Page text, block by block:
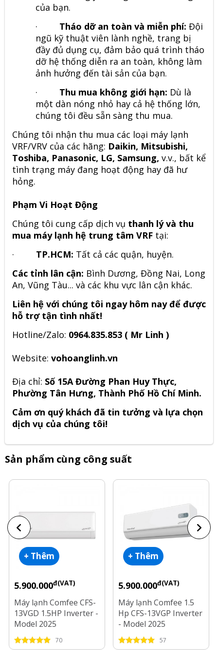
của bạn.
· Tháo dỡ an toàn và miễn phí: Đội
ngũ kỹ thuật viên lành nghề, trang bị
đầy đủ dụng cụ, đảm bảo quá trình tháo
dỡ hệ thống diễn ra an toàn, không làm
ảnh hưởng đến tài sản của bạn.
· Thu mua không giới hạn: Dù là
một dàn nóng nhỏ hay cả hệ thống lớn,
chúng tôi đều sẵn sàng thu mua.
Chúng tôi nhận thu mua các loại máy lạnh
VRF/VRV của các hãng: Daikin, Mitsubishi,
Toshiba, Panasonic, LG, Samsung, v.v., bất kể
tình trạng máy đang hoạt động hay đã hư
hỏng.
Phạm Vi Hoạt Động
Chúng tôi cung cấp dịch vụ thanh lý và thu
mua máy lạnh hệ trung tâm VRF tại:
· TP.HCM: Tất cả các quận, huyện.
Các tỉnh lân cận: Bình Dương, Đồng Nai, Long
An, Vũng Tàu... và các khu vực lân cận khác.
Liên hệ với chúng tôi ngay hôm nay để được
hỗ trợ tận tình nhất!
Hotline/Zalo: 0964.835.853 ( Mr Linh )
Website: vohoanglinh.vn
Địa chỉ: Số 15A Đường Phan Huy Thực,
Phường Tân Hưng, Thành Phố Hồ Chí Minh.
Cảm ơn quý khách đã tin tưởng và lựa chọn
dịch vụ của chúng tôi!
Sản phẩm cùng công suất
+ Thêm
5.900.000đ(VAT)
Máy lạnh Comfee CFS-
13VGD 1.5HP Inverter -
Model 2025
70
+ Thêm
5.900.000đ(VAT)
Máy lạnh Comfee 1.5
Hp CFS-13VGP Inverter
- Model 2025
57